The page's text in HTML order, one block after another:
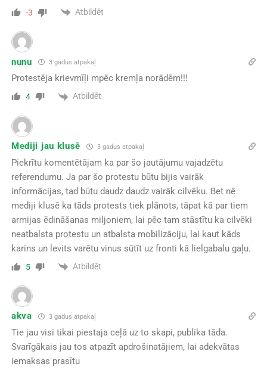
-3 Atbildēt
nunu 3 gadus atpakaļ
Protestēja krievmīļi mpēc kremļa norādēm!!!
4 Atbildēt
Mediji jau klusē 3 gadus atpakaļ
Piekrītu komentētājam ka par šo jautājumu vajadzētu
referendumu. Ja par šo protestu būtu bijis vairāk
informācijas, tad būtu daudz daudz vairāk cilvēku. Bet nē
mediji klusē ka tāds protests tiek plānots, tāpat kā par tiem
armijas ēdināšanas miljoniem, lai pēc tam stāstītu ka cilvēki
neatbalsta protestu un atbalsta mobilizāciju, lai kaut kāds
karins un levits varētu vinus sūtīt uz fronti kā lielgabalu gaļu.
5 Atbildēt
akva 3 gadus atpakaļ
Tie jau visi tikai piestaja ceļā uz to skapi, publika tāda.
Svarīgākais jau tos atpazīt apdrošinatājiem, lai adekvātas
iemaksas prasītu